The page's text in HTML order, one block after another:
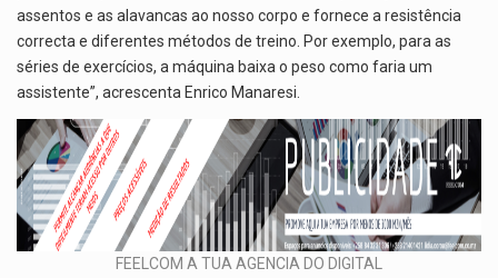
assentos e as alavancas ao nosso corpo e fornece a resistência
correcta e diferentes métodos de treino. Por exemplo, para as
séries de exercícios, a máquina baixa o peso como faria um
assistente”, acrescenta Enrico Manaresi.
FEELCOM A TUA AGENCIA DO DIGITAL